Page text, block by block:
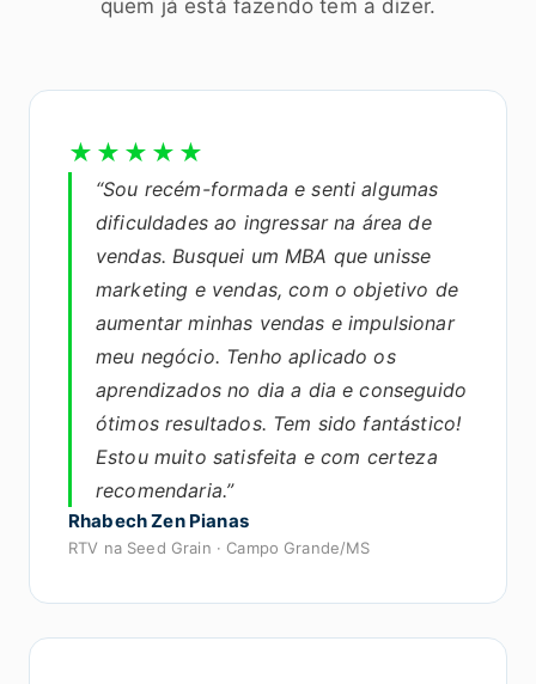
quem já está fazendo tem a dizer.
★★★★★
“Sou recém-formada e senti algumas
dificuldades ao ingressar na área de
vendas. Busquei um MBA que unisse
marketing e vendas, com o objetivo de
aumentar minhas vendas e impulsionar
meu negócio. Tenho aplicado os
aprendizados no dia a dia e conseguido
ótimos resultados. Tem sido fantástico!
Estou muito satisfeita e com certeza
recomendaria.”
Rhabech Zen Pianas
RTV na Seed Grain · Campo Grande/MS